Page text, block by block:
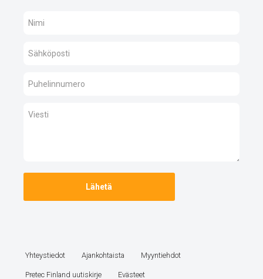
Yhteystiedot Ajankohtaista Myyntiehdot
Pretec Finland uutiskirje Evästeet